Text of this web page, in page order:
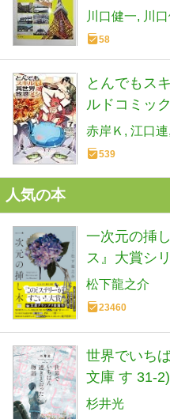
川口健一 川
58
とんでもス
ルドコミッ
赤岸Ｋ 江口連
539
人気の本
一次元の挿
ス』大賞シ
松下龍之介
23460
世界でいち
文庫 す 31-2)
杉井光